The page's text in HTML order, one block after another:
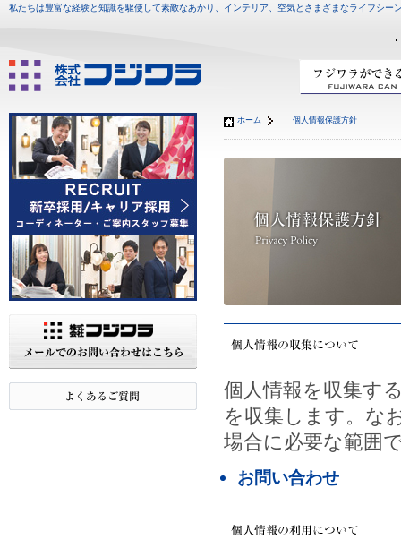
私たちは豊富な経験と知識を駆使して素敵なあかり、インテリア、空気とさまざまなライフシ
ホーム 個人情報保護方針
個人情報を収集す
を収集します。な
場合に必要な範囲
お問い合わせ